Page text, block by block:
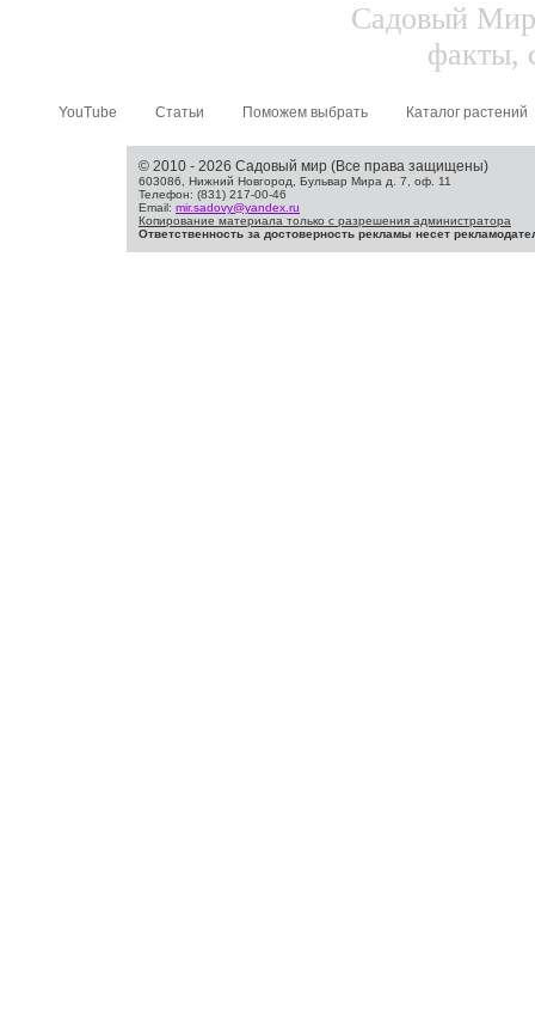
Садовый
факты,
YouTube Статьи Поможем выбрать Каталог растений
© 2010 - 2026 Садовый мир (Все права защищены)
603086, Нижний Новгород, Бульвар Мира д. 7, оф. 11
Телефон: (831) 217-00-46
Email: mir.sadovy@yandex.ru
Копирование материала только с разрешения администратора
Ответственность за достоверность рекламы несет